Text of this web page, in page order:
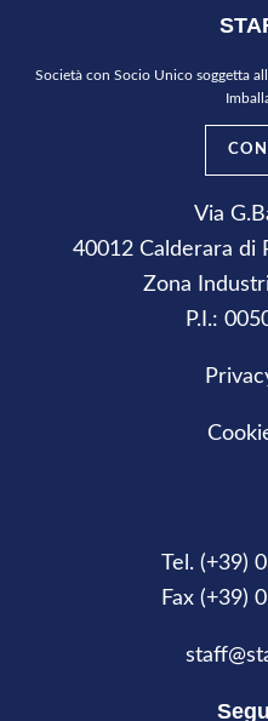
Società con Socio Unico soggetta
Via
40012 Calderara di
Zona
P.I.:
Tel. (+39)
Fax (+39)